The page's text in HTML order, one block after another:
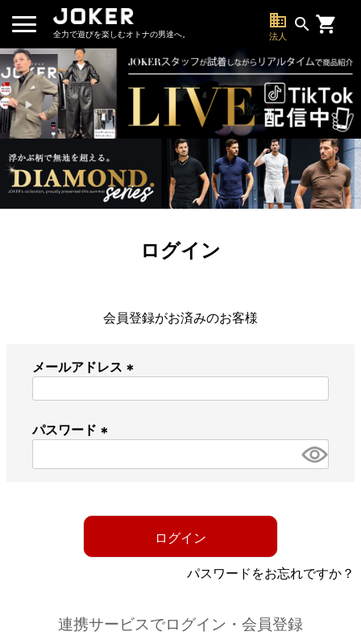
全力で遊びを楽しむオトナの男達へ。
business
法人
search
ログイン
会員登録がお済みのお客様
メールアドレス
パスワード
必
ログイン
パスワードをお忘れですか？
連携サービスでログイン・会員登録